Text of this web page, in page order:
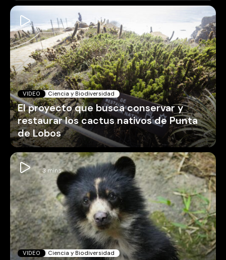
VIDEO Ciencia y Biodiversidad
El proyecto que busca conservar y
restaurar los cactus nativos de Punta
de Lobos
VIDEO Ciencia y Biodiversidad